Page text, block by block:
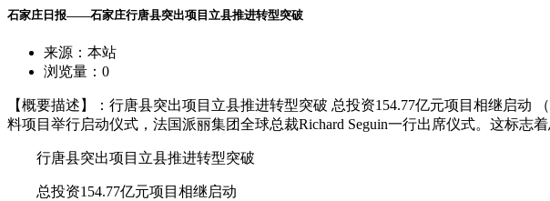
石家庄日报——石家庄行唐县突出项目立县推进转型突破
来源：本站
浏览量： 0
【概要描述】：行唐县突出项目立县推进转型突破 总投资154.77亿元项目相继启
料项目举行启动仪式，法国派丽集团全球总裁Richard Seguin一行出席仪式。这标志
行唐县突出项目立县推进转型突破
总投资154.77亿元项目相继启动